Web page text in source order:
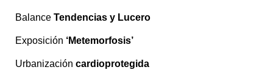
Balance Tendencias y Lucero
Exposición ‘Metemorfosis’
Urbanización cardioprotegida